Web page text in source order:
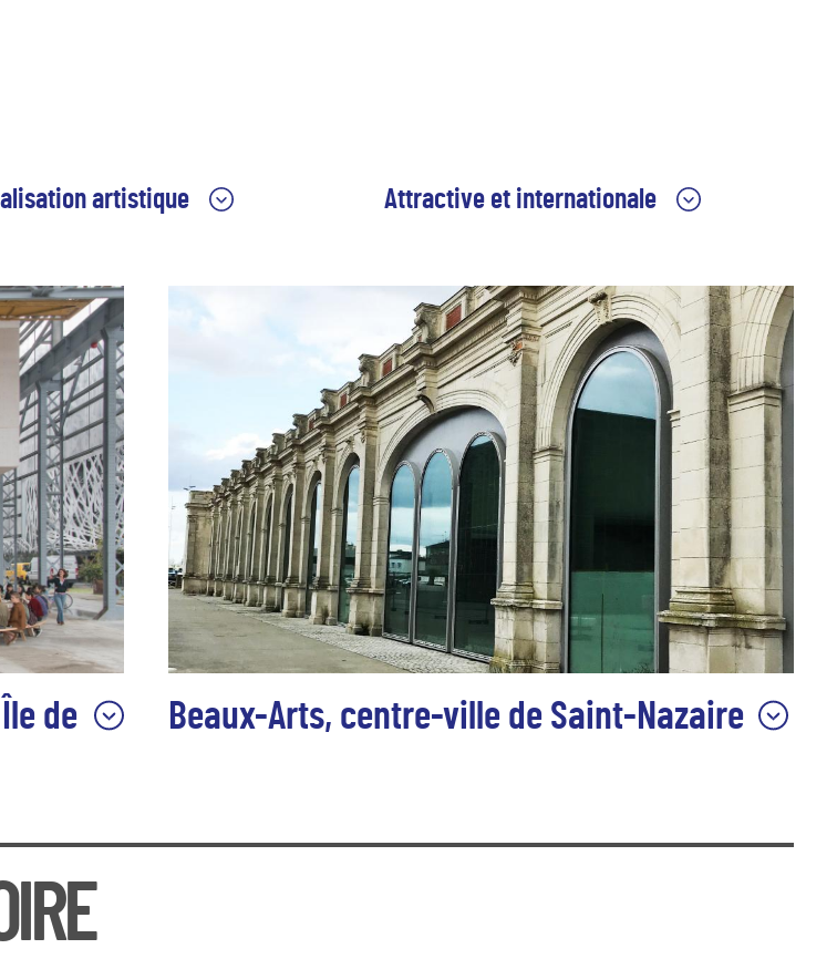
artistique
des œuvres d’art d’Estuaire, la
géographique et disciplinaire des
établissements et les besoins
d'enseignement artistique
conduisent l’école des beaux-arts
Nantes et l’école d’arts de Saint-Nazaire
à se réunir et à mutualiser les
au sein d’un même EPCC : les
Arts Nantes Saint-Nazaire.
Attractive et internationale
de cette attractivité avec des outils
pédagogiques sans cesse renouvelés, des
ateliers techniques de pointe, et une politique
internationale au cœur du projet
d'établissement pour accueillir de plus en plus
d'étudiant·es de France et du monde entier.
de
des
Beaux-Arts, centre-ville de Saint-Nazaire
de Rennes et 140 km d’Angers, à 3 heures de Paris en TGV.